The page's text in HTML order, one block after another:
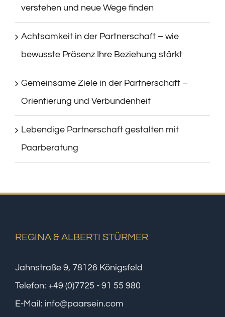
verstehen und neue Wege finden
Achtsamkeit in der Partnerschaft – wie
bewusste Präsenz Ihre Beziehung stärkt
Gemeinsame Ziele in der Partnerschaft –
Orientierung und Verbundenheit
Lebendige Partnerschaft gestalten mit
Paarberatung
REGINA & ALBERTI STÜRMER
Jahnstraße 9, 78126 Königsfeld
Telefon: +49 (0)7725 - 91 55 980
E-Mail: info@paarsein.com